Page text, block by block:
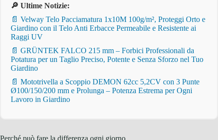
🔎 Ultime Notizie:
📄 Velway Telo Pacciamatura 1x10M 100g/m², Proteggi Orto e
Giardino con il Telo Anti Erbacce Permeabile e Resistente ai
Raggi UV
📄 GRÜNTEK FALCO 215 mm – Forbici Professionali da
Potatura per un Taglio Preciso, Potente e Senza Sforzo nel Tuo
Giardino
📄 Mototrivella a Scoppio DEMON 62cc 5,2CV con 3 Punte
Ø100/150/200 mm e Prolunga – Potenza Estrema per Ogni
Lavoro in Giardino
Perché può fare la differenza ogni giorno